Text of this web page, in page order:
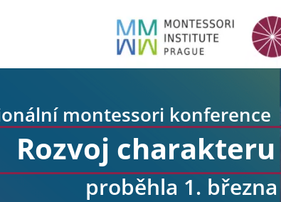
montessori konference
Rozvoj
proběhla 1.